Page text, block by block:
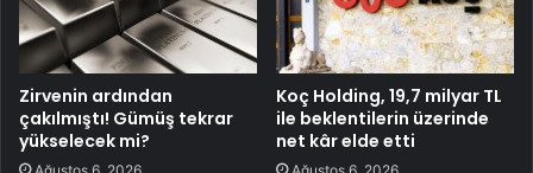
Zirvenin ardından
çakılmıştı! Gümüş tekrar
yükselecek mi?
Koç Holding, 19,7 milyar TL
ile beklentilerin üzerinde
net kâr elde etti